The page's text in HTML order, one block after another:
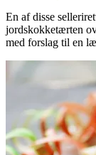
En af disse
jordskokketærten
med forslag til en